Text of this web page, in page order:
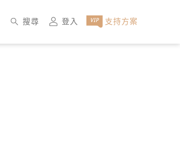
搜尋 登入 支持方案